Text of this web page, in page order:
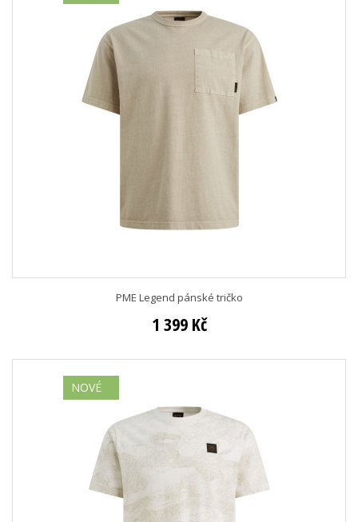
PME Legend pánské tričko
1 399 Kč
NOVÉ